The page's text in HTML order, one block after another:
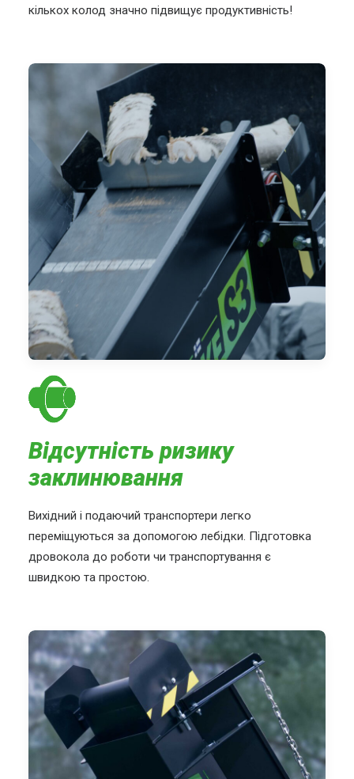
кількох колод значно підвищує продуктивність!
Відсутність ризику
заклинювання
Вихідний і подаючий транспортери легко
переміщуються за допомогою лебідки. Підготовка
дровокола до роботи чи транспортування є
швидкою та простою.